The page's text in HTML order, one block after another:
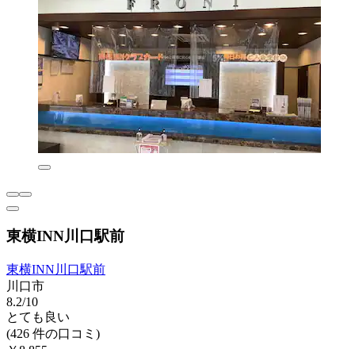
東横INN川口駅前
東横INN川口駅前
川口市
8.2/10
とても良い
(426 件の口コミ)